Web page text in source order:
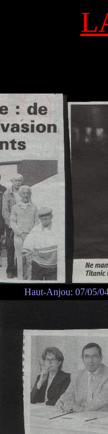
Haut-Anjou: 07/05/